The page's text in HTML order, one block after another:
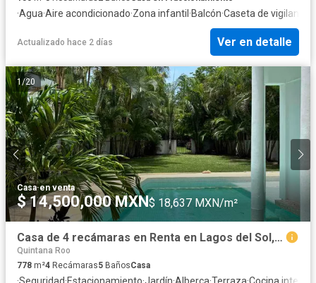
·Agua·Aire acondicionado·Zona infantil ·Balcón·Caseta de vigilancia
Actualizado hace 2 días Ver en detalle
1/20
Casa·en venta
$ 14,500,000 MXN$ 18,637 MXN/m²
Casa de 4 recámaras en Renta en Lagos del Sol, Cancún
Quintana Roo
778 m²4 Recámaras5 BañosCasa